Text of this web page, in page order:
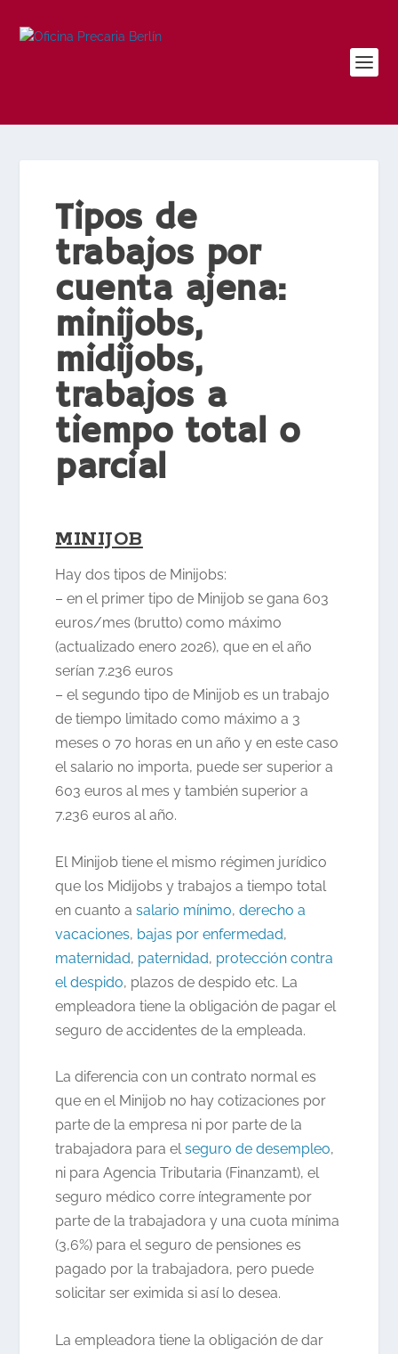
Tipos de
trabajos por
cuenta ajena:
minijobs,
midijobs,
trabajos a
tiempo total o
parcial
MINIJOB
Hay dos tipos de Minijobs:
– en el primer tipo de Minijob se gana 603
euros/mes (brutto) como máximo
(actualizado enero 2026), que en el año
serían 7.236 euros
– el segundo tipo de Minijob es un trabajo
de tiempo limitado como máximo a 3
meses o 70 horas en un año y en este caso
el salario no importa, puede ser superior a
603 euros al mes y también superior a
7.236 euros al año.
El Minijob tiene el mismo régimen jurídico
que los Midijobs y trabajos a tiempo total
en cuanto asalario mínimo,derecho a
vacaciones, bajas por enfermedad,
maternidad, paternidad, protección contra
el despido, plazos de despido etc. La
empleadora tiene la obligación de pagar el
seguro de accidentes de la empleada.
La diferencia con un contrato normal es
que en el Minijob no hay cotizaciones por
parte de la empresa ni por parte de la
trabajadora para elseguro de desempleo,
ni para Agencia Tributaria (Finanzamt), el
seguro médico corre íntegramente por
parte de la trabajadora y una cuota mínima
(3,6%) para el seguro de pensiones es
pagado por la trabajadora, pero puede
solicitar ser eximida si así lo desea.
La empleadora tiene la obligación de dar